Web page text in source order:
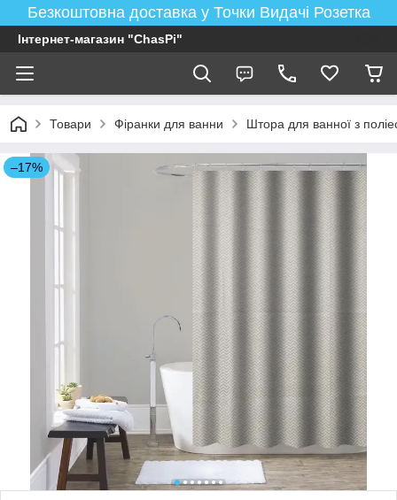
Безкоштовна доставка у Точки Видачі Розетка
Інтернет-магазин "ChasPi"
Товари Фіранки для ванни Штора для ванної з
–17%